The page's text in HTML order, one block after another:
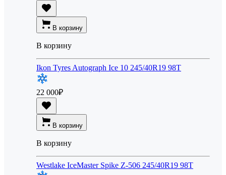
В корзину
В корзину
Ikon Tyres Autograph Ice 10 245/40R19 98T
22 000₽
В корзину
В корзину
Westlake IceMaster Spike Z-506 245/40R19 98T